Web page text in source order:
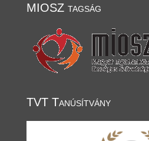
MIOSZ tagság
TVT Tanúsítvány